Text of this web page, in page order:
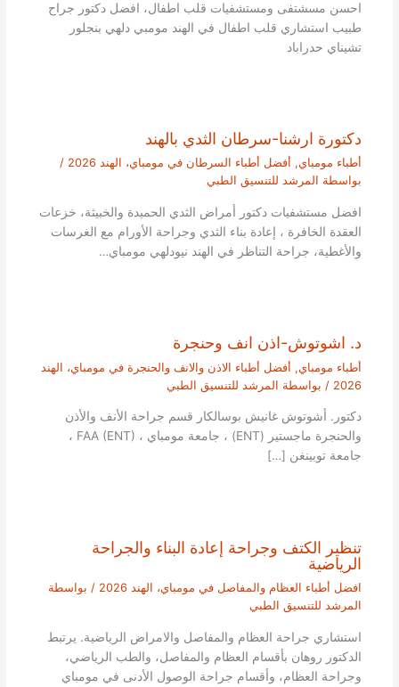
احسن مسشتفى ومستشفيات قلب اطفال، افضل دكتور جراح
طبيب استشاري قلب اطفال في الهند مومبي دلهي بنجلور
تشيناي حدراباد
دكتورة ارشنا-سرطان الثدي بالهند
أطباء مومباي, أفضل أطباء السرطان في مومباي، الهند 2026
/
بواسطة المرشد للتنسيق الطبي
افضل مستشفيات دكتور أمراض الثدي الحميدة والخبيثة، خزعات
العقدة الخافرة ، إعادة بناء الثدي وجراحة الأورام مع الغرسات
والأغطية، جراحة التناظر في الهند نيودلهي مومباي…
د. اشوتوش-اذن انف وحنجرة
أطباء مومباي, أفضل أطباء الاذن والانف والحنجرة في مومباي، الهند
2026 / بواسطة المرشد للتنسيق الطبي
دكتور. أشوتوش غانيش بوسالكار قسم جراحة الأنف والأذن
والحنجرة ماجستير (ENT) ، جامعة مومباي ، FAA (ENT) ،
جامعة توبينغن […]
تنظير الكتف وجراحة إعادة البناء والجراحة
الرياضية
افضل أطباء العظام والمفاصل في مومباي، الهند 2026
/ بواسطة
المرشد للتنسيق الطبي
استشاري جراحة العظام والمفاصل والامراض الرياضية. يرتبط
الدكتور روهان بأقسام العظام والمفاصل، والطب الرياضي،
وجراحة العظام، وأقسام جراحة الوصول الأدنى في مومباي